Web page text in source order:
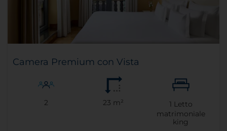
Camera Premium con Vista
2 23 m² 1 Letto
matrimoniale
king